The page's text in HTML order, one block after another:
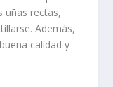
uñas rectas,
Además,
calidad y